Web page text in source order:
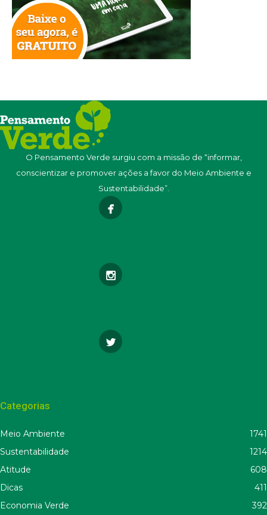
O Pensamento Verde surgiu com a missão de “informar,
conscientizar e promover ações a favor do Meio Ambiente e
Sustentabilidade”.
Categorias
Meio Ambiente
1741
Sustentabilidade
1214
Atitude
608
Dicas
411
Economia Verde
392